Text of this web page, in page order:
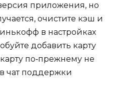
приложения, но
очистите кэш и
в настройках
добавить карту
по‑прежнему не
чат поддержки